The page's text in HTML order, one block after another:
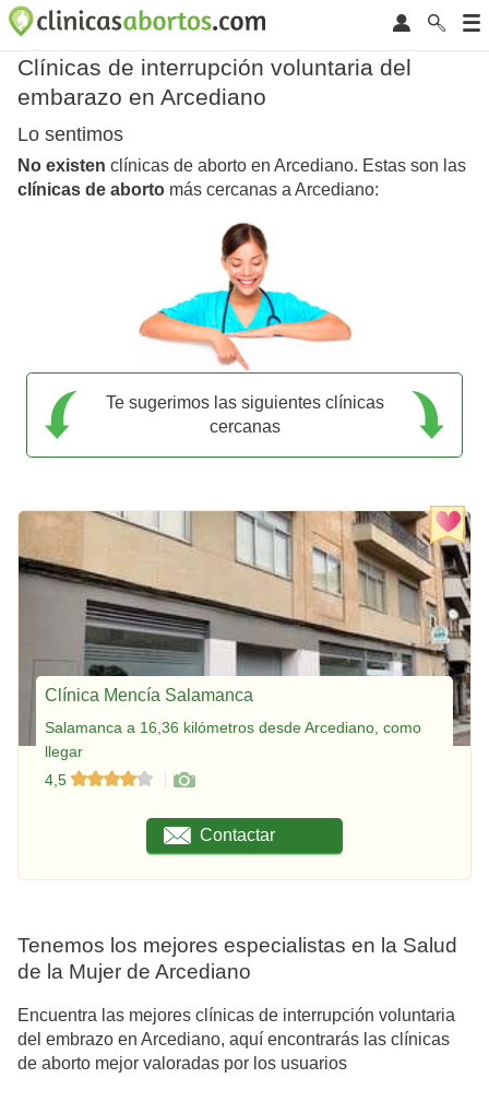
Clínicas de interrupción voluntaria del
embarazo en Arcediano
Lo sentimos
No existen clínicas de aborto en Arcediano. Estas son las
clínicas de aborto más cercanas a Arcediano:
Te sugerimos las siguientes clínicas
cercanas
Clínica Mencía Salamanca
Salamanca a 16,36 kilómetros desde Arcediano, como
llegar
4,5
Contactar
Tenemos los mejores especialistas en la Salud
de la Mujer de Arcediano
Encuentra las mejores clínicas de interrupción voluntaria
del embrazo en Arcediano, aquí encontrarás las clínicas
de aborto mejor valoradas por los usuarios